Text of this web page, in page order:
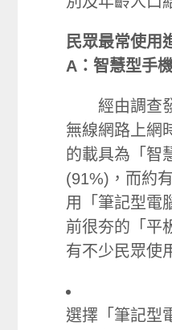
民眾最常使用
A：智慧型手
經由調查發
無線網路上網
的載具為「智
(91%)，而約
用「筆記型電
前很夯的「平
有不少民眾使
選擇「筆記型